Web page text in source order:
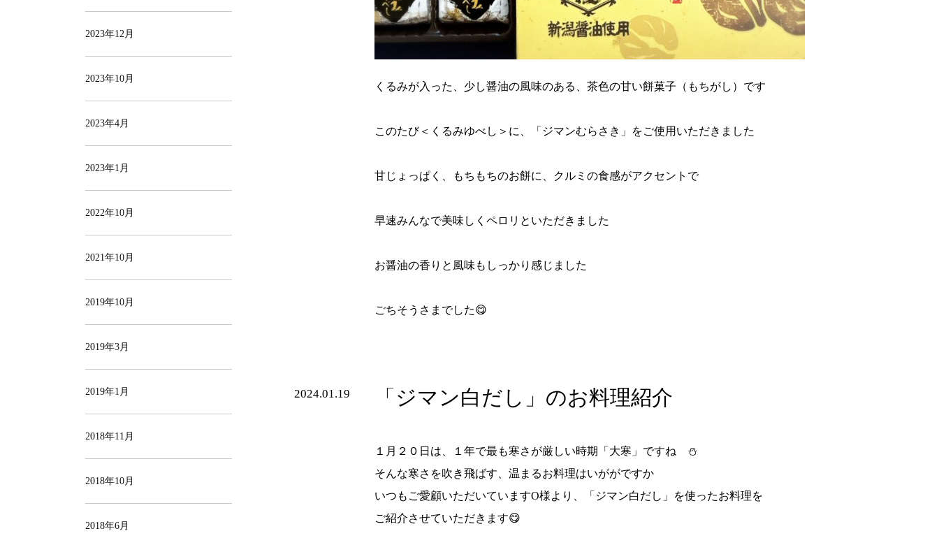
2023年12月
2023年10月
2023年4月
2023年1月
2022年10月
2021年10月
2019年10月
2019年3月
2019年1月
2018年11月
2018年10月
2018年6月
くるみが入った、少し醤油の風味のある、茶色の甘い餅菓子（もちがし）です
このたび＜くるみゆべし＞に、「ジマンむらさき」をご使用いただきました
甘じょっぱく、もちもちのお餅に、クルミの食感がアクセントで
早速みんなで美味しくペロリといただきました
お醤油の香りと風味もしっかり感じました
ごちそうさまでした😋
2024.01.19 「ジマン白だし」のお料理紹介
１月２０日は、１年で最も寒さが厳しい時期「大寒」ですね ⛄
そんな寒さを吹き飛ばす、温まるお料理はいががですか
いつもご愛顧いただいていますO様より、「ジマン白だし」を使ったお料理を
ご紹介させていただきます😋